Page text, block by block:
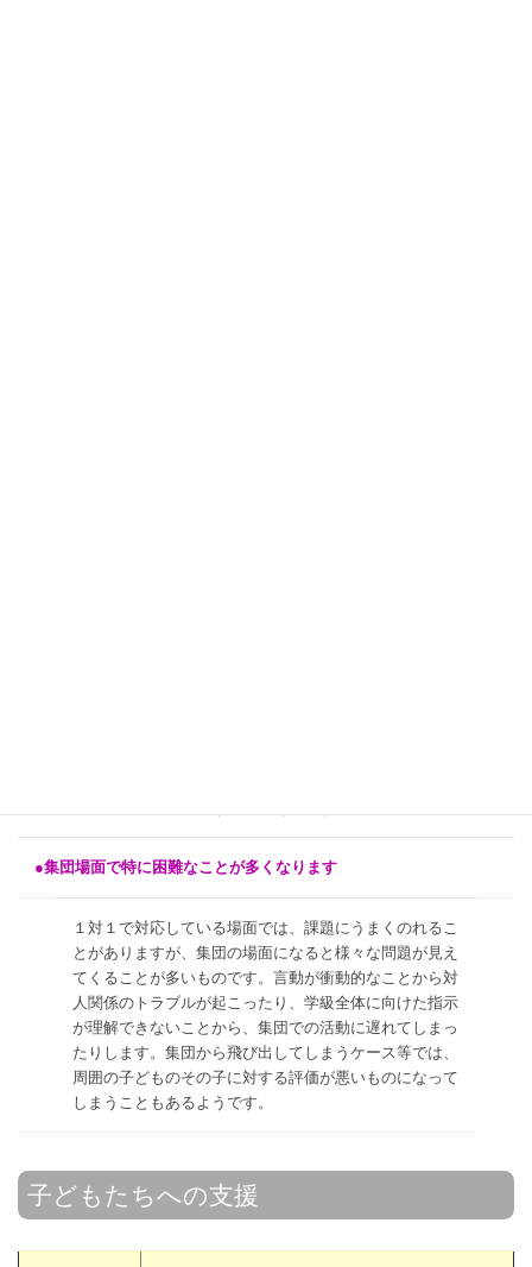
●集団場面で特に困難なことが多くなります
１対１で対応している場面では、課題にうまくのれるこ
とがありますが、集団の場面になると様々な問題が見え
てくることが多いものです。言動が衝動的なことから対
人関係のトラブルが起こったり、学級全体に向けた指示
が理解できないことから、集団での活動に遅れてしまっ
たりします。集団から飛び出してしまうケース等では、
周囲の子どものその子に対する評価が悪いものになって
しまうこともあるようです。
子どもたちへの支援